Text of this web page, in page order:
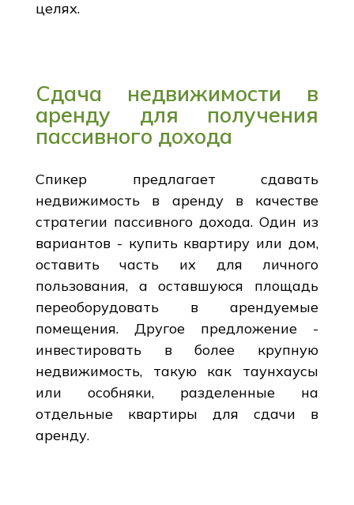
целях.
Сдача недвижимости в
аренду для получения
пассивного дохода
Спикер предлагает сдавать
недвижимость в аренду в качестве
стратегии пассивного дохода. Один из
вариантов - купить квартиру или дом,
оставить часть их для личного
пользования, а оставшуюся площадь
переоборудовать в арендуемые
помещения. Другое предложение -
инвестировать в более крупную
недвижимость, такую как таунхаусы
или особняки, разделенные на
отдельные квартиры для сдачи в
аренду.